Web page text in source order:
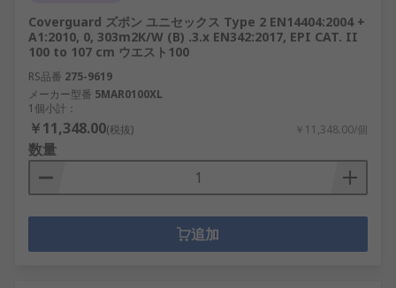
Coverguard ズボン ユニセックス Type 2 EN14404:2004 +
A1:2010, 0, 303m2K/W (B) .3.x EN342:2017, EPI CAT. II
100 to 107 cm ウエスト100
RS品番 275-9619
メーカー型番 5MAR0100XL
1個小計：
￥11,348.00(税抜) ￥11,348.00/個
数量
追加